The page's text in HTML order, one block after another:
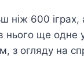
ніж 600
ще одне
з огляду на